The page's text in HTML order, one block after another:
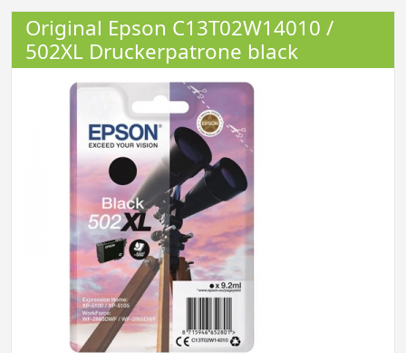
Original Epson C13T02W14010 /
502XL Druckerpatrone black